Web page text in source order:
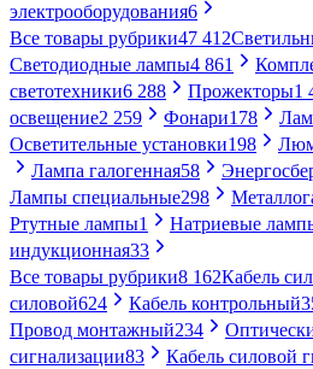
электрооборудования6
Все товары рубрики47 412
Светодиодные лампы4 861
светотехники6 288 Прожекторы1
освещение2 259 Фонари178
Осветительные установки198
Лампа галогенная58
Лампы специальные298
Ртутные лампы1 Натриевые
индукционная33
Все товары рубрики8 162Кабель
силовой624 Кабель контрольный
Провод монтажный234
сигнализации83 Кабель силовой